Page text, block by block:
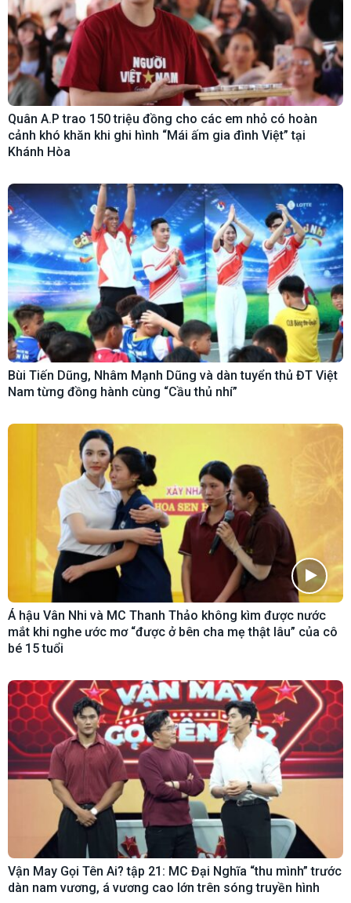
Quân A.P trao 150 triệu đồng cho các em nhỏ có hoàn
cảnh khó khăn khi ghi hình “Mái ấm gia đình Việt” tại
Khánh Hòa
Bùi Tiến Dũng, Nhâm Mạnh Dũng và dàn tuyển thủ ĐT Việt
Nam từng đồng hành cùng “Cầu thủ nhí”
Á hậu Vân Nhi và MC Thanh Thảo không kìm được nước
mắt khi nghe ước mơ “được ở bên cha mẹ thật lâu” của cô
bé 15 tuổi
Vận May Gọi Tên Ai? tập 21: MC Đại Nghĩa “thu mình” trước
dàn nam vương, á vương cao lớn trên sóng truyền hình